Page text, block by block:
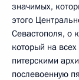
значимых,
этого
Севастополя, о
который на
питерскими
послевоенную